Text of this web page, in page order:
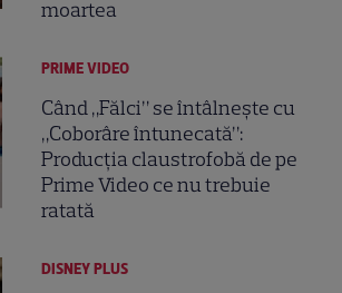
moartea
PRIME VIDEO
Când „Fălci” se întâlnește cu
„Coborâre întunecată”:
Producția claustrofobă de pe
Prime Video ce nu trebuie
ratată
DISNEY PLUS